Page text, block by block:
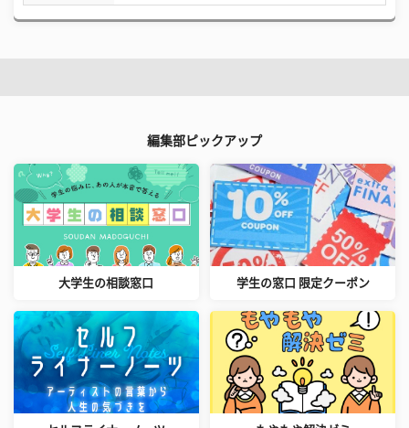
編集部ピックアップ
大学生の相談窓口 学生の窓口 限定クーポン